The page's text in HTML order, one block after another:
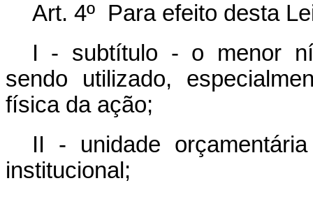
Art. 4º Para efeito desta
I - subtítulo - o menor
sendo utilizado,
física da ação;
II - unidade
institucional;